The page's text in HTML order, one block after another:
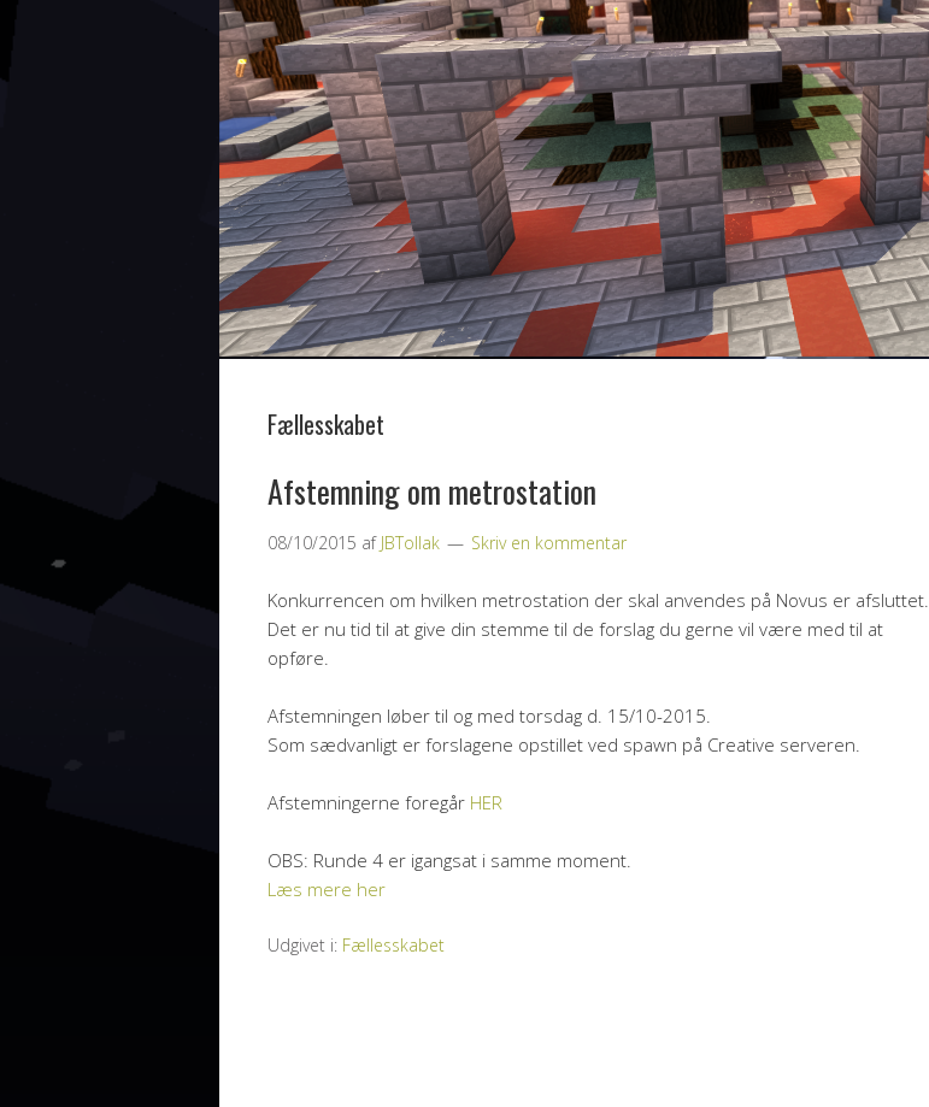
Fællesskabet
Afstemning om metrostation
08/10/2015 af JBTollak Skriv en kommentar
Konkurrencen om hvilken metrostation der skal anvendes på Novus er afsluttet.
Det er nu tid til at give din stemme til de forslag du gerne vil være med til at
opføre.
Afstemningen løber til og med torsdag d. 15/10-2015.
Som sædvanligt er forslagene opstillet ved spawn på Creative serveren.
Afstemningerne foregår HER
OBS: Runde 4 er igangsat i samme moment.
Læs mere her
Udgivet i: Fællesskabet